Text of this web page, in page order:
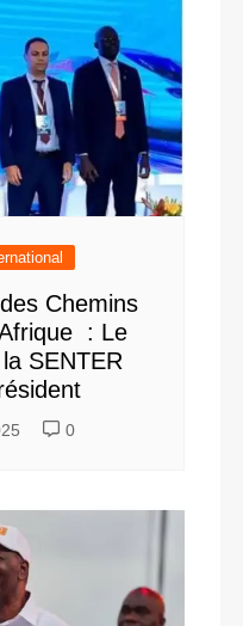
Chemins
: Le
SENTER
0